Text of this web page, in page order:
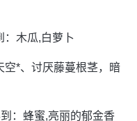
：木瓜,白萝卜
空*、讨厌藤蔓根茎，暗
：蜂蜜,亮丽的郁金香